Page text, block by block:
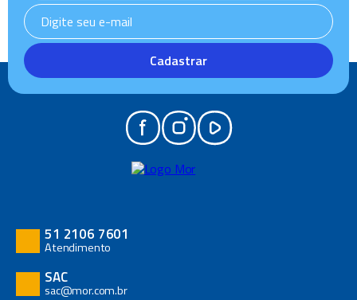
Cadastrar
51 2106 7601
Atendimento
SAC
sac@mor.com.br